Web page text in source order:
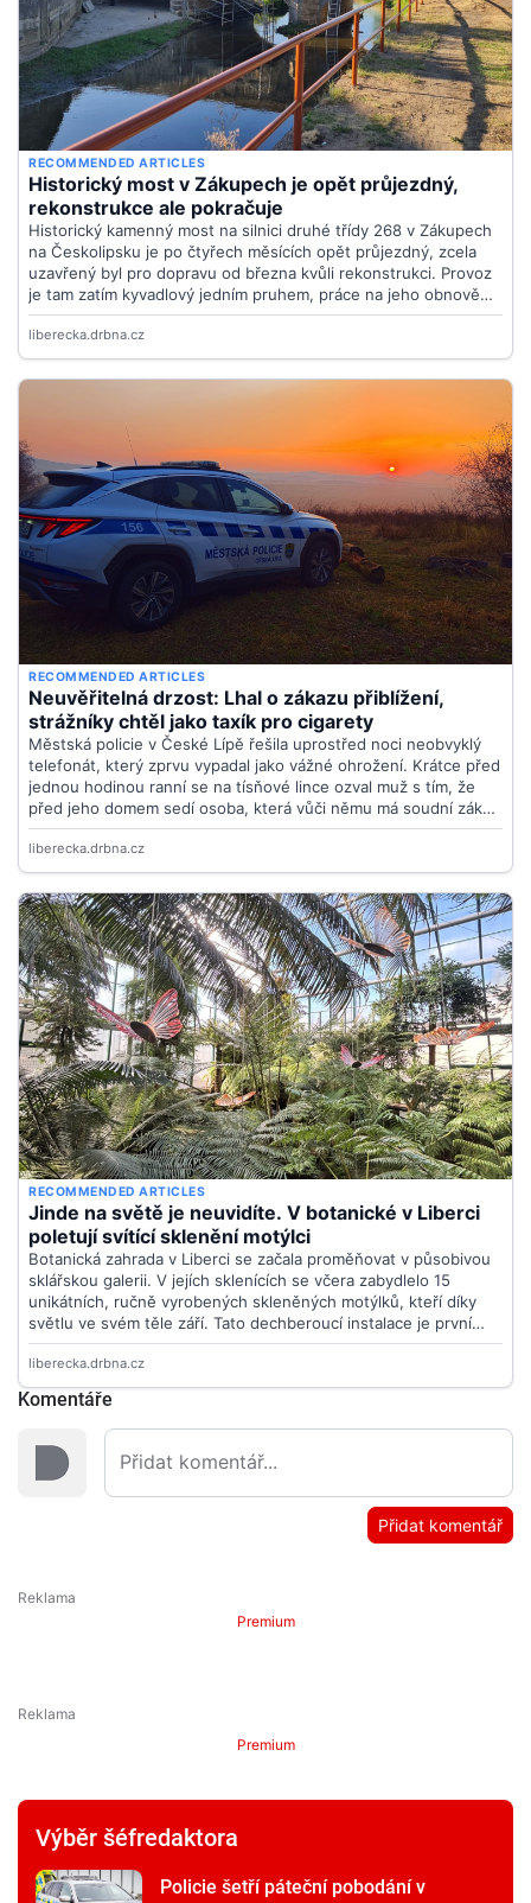
Komentáře
Přidat komentář
Premium
Premium
Výběr šéfredaktora
Policie šetří páteční pobodání v